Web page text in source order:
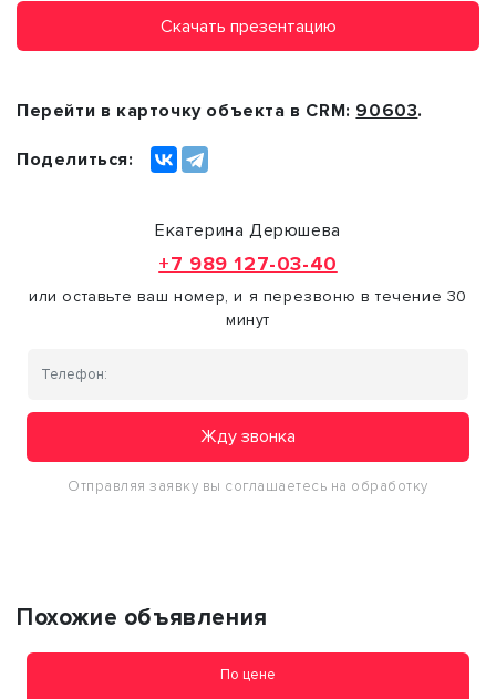
Скачать презентацию
Перейти в карточку объекта в CRM: 90603.
Поделиться:
Екатерина Дерюшева
+7 989 127-03-40
или оставьте ваш номер, и я перезвоню в течение 30
минут
Жду звонка
Отправляя заявку вы соглашаетесь на обработку
Похожие объявления
По цене